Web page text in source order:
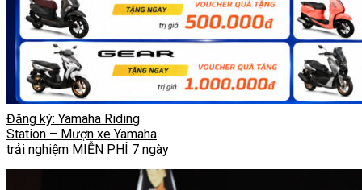
Đăng ký: Yamaha Riding
Station – Mượn xe Yamaha
trải nghiệm MIỄN PHÍ 7 ngày